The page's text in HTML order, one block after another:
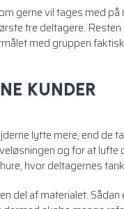
gerne vil tages med
tre deltagere.
med gruppen
KUNDER
lytte mere, end de
og for at
hvor deltagernes
del af materialet.